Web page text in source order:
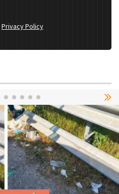
Privacy Policy